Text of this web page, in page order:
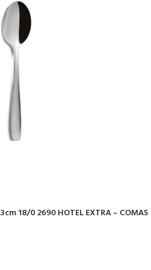
18/0 2690 HOTEL EXTRA – COMAS